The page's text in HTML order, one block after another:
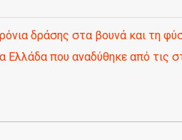
δράσης στα βουνά και τη
Ελλάδα που αναδύθηκε από τις